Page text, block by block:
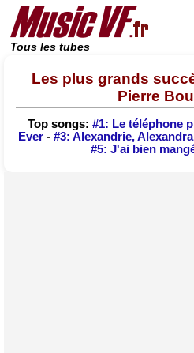
Tous les tubes
Les plus grands
Pierre
Top songs: #1: Le téléphone
Ever - #3: Alexandrie, Alexandra
#5: J'ai bien